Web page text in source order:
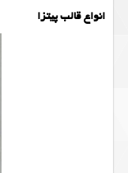
انواع قالب پیتزا